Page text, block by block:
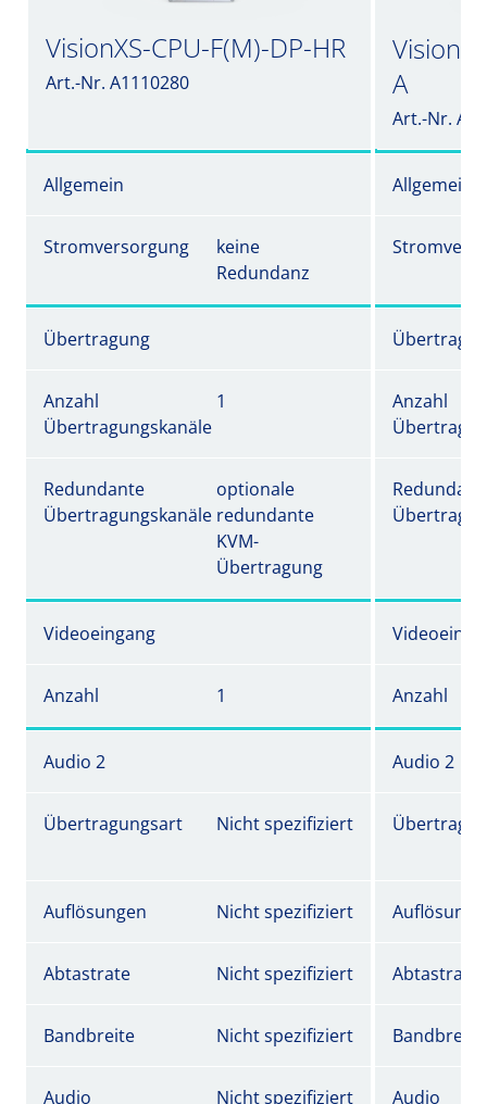
VisionXS-CPU-F(M)-DP-HR
Art.-Nr. A1110280
A
Art.-Nr.
Allgemein Allgemein
Stromversorgung
keine
Redundanz
Übertragung
Anzahl
Übertragungskanäle
1
Anzahl
Redundante
Übertragungskanäle
optionale
redundante
KVM-
Übertragung
Videoeingang
Anzahl 1 Anzahl
Audio 2 Audio 2
Übertragungsart Nicht spezifiziert
Auflösungen Nicht spezifiziert
Abtastrate Nicht spezifiziert Abtastrate
Bandbreite Nicht spezifiziert Bandbreite
Audio Nicht spezifiziert Audio